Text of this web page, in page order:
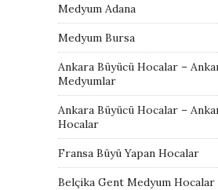
Medyum Adana
Medyum Bursa
Ankara Büyücü Hocalar –
Medyumlar
Ankara Büyücü Hocalar –
Hocalar
Fransa Büyü Yapan Hocalar
Belçika Gent Medyum Hocalar